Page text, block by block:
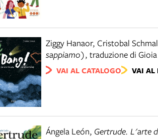
Ziggy Hanaor, Cristobal Schmal
sappiamo), traduzione di
VAI AL CATALOGO VAI AL
Ángela León, Gertrude. L'arte